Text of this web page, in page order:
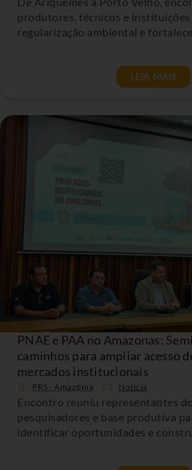
produtores, técnicos e
regularização ambiental e
LEIA MAIS
PNAE e PAA no Amazonas:
caminhos para ampliar acesso
mercados institucionais
PRS - Amazônia Noticia
Encontro reuniu representantes
pesquisadores e base produtiva
identificar oportunidades e